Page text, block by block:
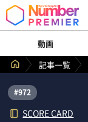
動画
記事一覧
#972
SCORE CARD